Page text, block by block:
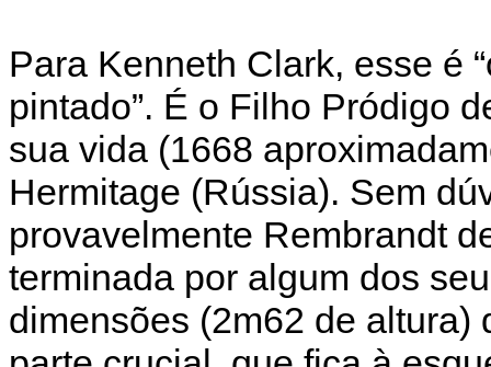
Para Kenneth Clark, esse é
pintado”. É o Filho Pródigo
sua vida (1668
Hermitage (Rússia). Sem
provavelmente Rembrandt
terminada por algum dos
dimensões (2m62 de altura)